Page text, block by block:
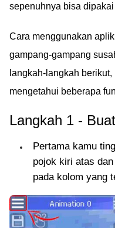
sepenuhnya bisa dipakai
Cara menggunakan
gampang-gampang
langkah-langkah
mengetahui beberapa
Langkah 1 -
Pertama kamu
pojok kiri atas
pada kolom yang